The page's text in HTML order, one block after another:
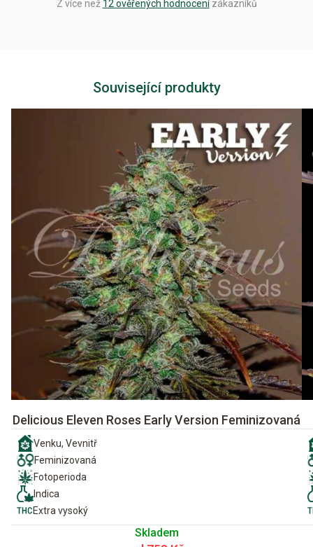
Z více než 12 ověřených hodnocenízákazníků
Související produkty
Delicious Eleven Roses Early Version Feminizovaná
Venku, Vevnitř
Feminizovaná
Fotoperioda
Indica
Extra vysoký
Skladem